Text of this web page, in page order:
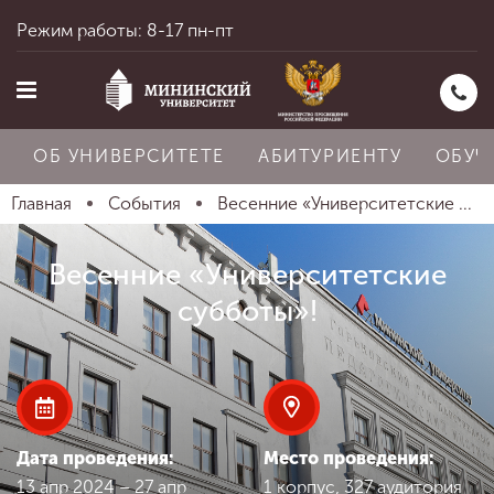
Главная
Об университете
Абитуриенту
Режим работы: 8-17 пн-пт
ОБ УНИВЕРСИТЕТЕ АБИТУРИЕНТУ
Главная События Весенние «Университетские ...
Весенние «Университетские
субботы»!
Дата проведения:
13 апр 2024 – 27 апр
Место проведения:
1 корпус, 327 аудитория